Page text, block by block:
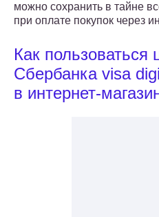
можно сохранить в тайне
при оплате покупок через
Как пользоваться
Сбербанка visa
в интернет-